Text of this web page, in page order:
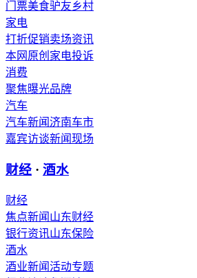
门票美食驴友乡村
家电
打折促销卖场资讯
本网原创 家电投诉
消费
聚焦曝光品牌
汽车
汽车新闻济南车市
嘉宾访谈新闻现场
财经 · 酒水
财经
焦点新闻 山东财经
银行资讯山东保险
酒水
酒业新闻活动专题